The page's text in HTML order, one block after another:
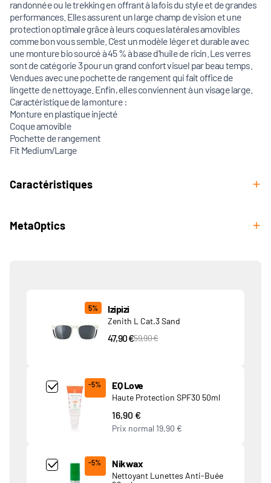
randonnée ou le trekking en offrant à la fois du style et de grandes
performances. Elles assurent un large champ de vision et une
protection optimale grâce à leurs coques latérales amovibles
comme bon vous semble. C’est un modèle léger et durable avec
une monture bio sourcé à 45 % à base d’huile de ricin. Les verres
sont de catégorie 3 pour un grand confort visuel par beau temps.
Vendues avec une pochette de rangement qui fait office de
lingette de nettoyage. Enfin, elles conviennent à un visage large.
Caractéristique de la monture :
Monture en plastique injecté
Coque amovible
Pochette de rangement
Fit Medium/Large
Caractéristiques
MetaOptics
5% Izipizi
Zenith L Cat.3 Sand
47,90 €PVC Price
59,90 €
Add Product MjQ4MTk= undefined
-5% EQ Love
Haute Protection SPF30 50ml
16,90 €
Prix normal 19,90 €
Add Product MjkwNDA= undefined
-5% Nikwax
Nettoyant Lunettes Anti-Buée